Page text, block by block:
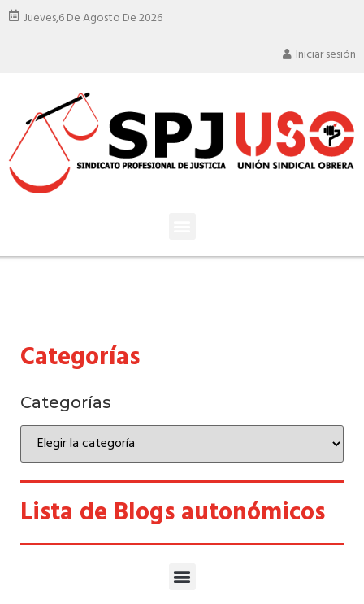
Jueves,6 De Agosto De 2026
Iniciar sesión
Categorías
Categorías
Lista de Blogs autonómicos